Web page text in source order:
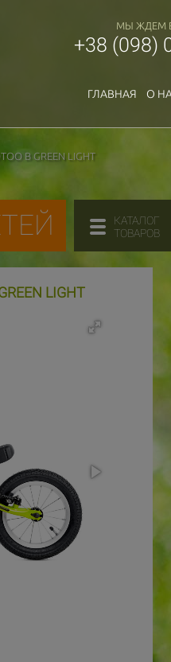
МЫ ЖДЕМ
+38 (098)
ГЛАВНАЯ О
B GREEN LIGHT
КАТАЛОГ
ТОВАРОВ
LIGHT